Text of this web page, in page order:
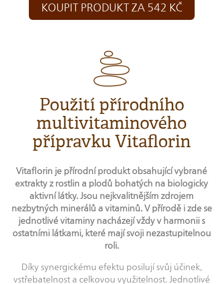
KOUPIT PRODUKT ZA 542 KČ
Použití přírodního
multivitaminového
přípravku Vitaflorin
Vitaflorin je přírodní produkt obsahující vybrané
extrakty z rostlin a plodů bohatých na biologicky
aktivní látky. Jsou nejkvalitnějším zdrojem
nezbytných minerálů a vitaminů. V přírodě i zde se
jednotlivé vitaminy nacházejí vždy v harmonii s
ostatními látkami, které mají svoji nezastupitelnou
roli.
Díky synergickému efektu posilují svůj účinek,
vstřebatelnost a celkovou využitelnost. Jednotlivé